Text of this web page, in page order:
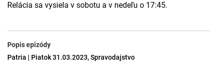
Relácia sa vysiela v sobotu a v nedeľu o 17:45.
Popis epizódy
Patria | Piatok 31.03.2023, Spravodajstvo